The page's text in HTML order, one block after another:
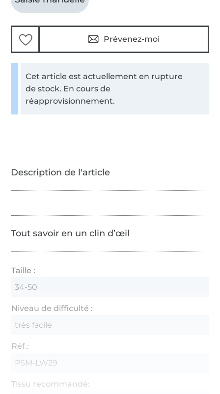
Prévenez-moi
Cet article est actuellement en rupture
de stock. En cours de
réapprovisionnement.
Tout savoir en un clin d’œil
Taille :
34-50
Niveau de difficulté :
très facile
Réf.:
PSM-LW29
Tissu recommandé: